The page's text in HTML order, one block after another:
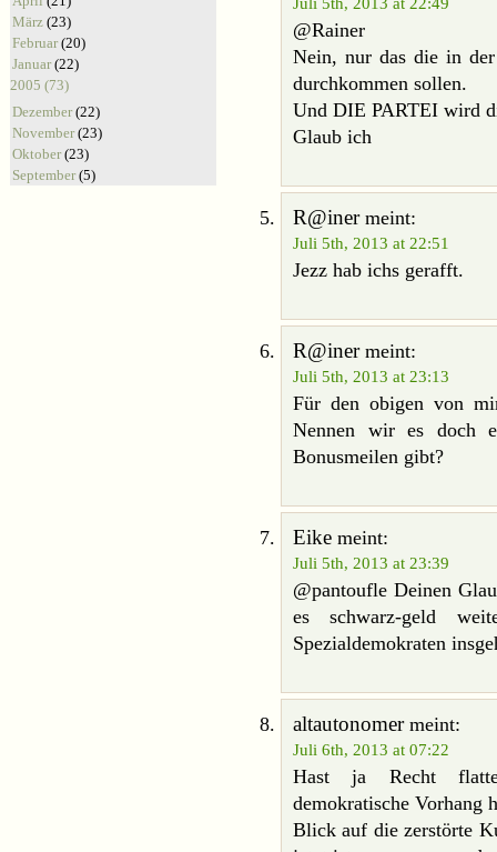
März (23)
Februar(20)
Januar(22)
2005 (73)
Dezember(22)
November(23)
Oktober(23)
September(5)
@Rainer
Nein, nur das die in
durchkommen sollen.
Und DIE PARTEI wird
Glaub ich
R@inermeint:
Juli 5th, 2013 at 22:51
Jezz hab ichs gerafft.
R@inermeint:
Juli 5th, 2013 at 23:13
Für den obigen von
Nennen wir es doch
Bonusmeilen gibt?
Eike meint:
Juli 5th, 2013 at 23:39
@pantoufle Deinen
es schwarz-geld
Spezialdemokraten
altautonomermeint:
Juli 6th, 2013 at 07:22
Hast ja Recht
demokratische Vorhang
Blick auf die zerstörte